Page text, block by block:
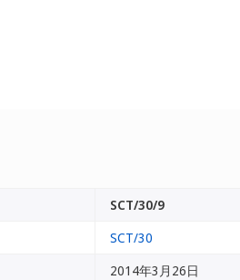
SCT/30/9
SCT/30
2014年3月26日